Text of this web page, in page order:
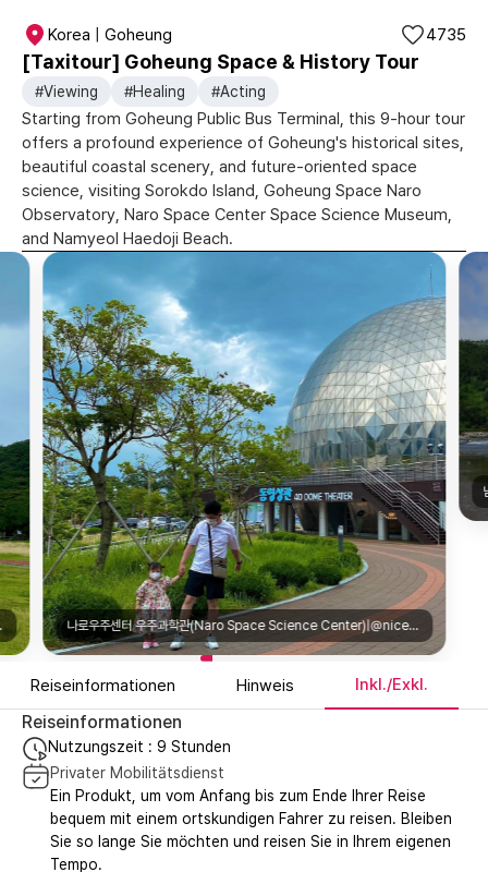
Korea | Goheung
[Taxitour] Goheung Space & History Tour
4735
#Viewing #Healing #Acting
Starting from Goheung Public Bus Terminal, this 9-hour tour
offers a profound experience of Goheung's historical sites,
beautiful coastal scenery, and future-oriented space
science, visiting Sorokdo Island, Goheung Space Naro
Observatory, Naro Space Center Space Science Museum,
and Namyeol Haedoji Beach.
나로우주센터 우주과학관(Naro Space Science Center)|@nicejieun7
Reiseinformationen Hinweis Inkl./Exkl.
Reiseinformationen
Nutzungszeit : 9 Stunden
Privater Mobilitätsdienst
Ein Produkt, um vom Anfang bis zum Ende Ihrer Reise
bequem mit einem ortskundigen Fahrer zu reisen. Bleiben
Sie so lange Sie möchten und reisen Sie in Ihrem eigenen
Tempo.